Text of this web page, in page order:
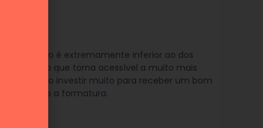
é extremamente inferior ao dos
o que torna acessível a muito mais
é preciso investir muito para receber um bom
após a formatura.